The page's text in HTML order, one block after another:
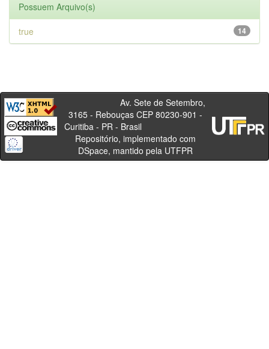
Possuem Arquivo(s)
14
true
Av. Sete de Setembro,
3165 - Rebouças CEP 80230-901 -
Curitiba - PR - Brasil
Repositório, implementado com
DSpace, mantido pela UTFPR